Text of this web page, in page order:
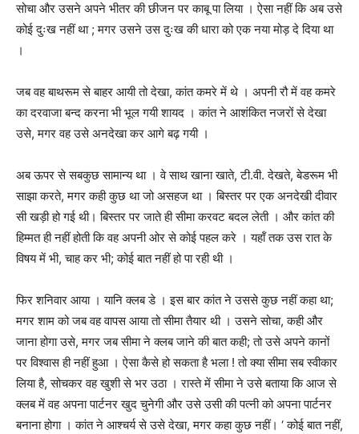
सोचा और उसने अपने भीतर की छीजन पर काबू पा लिया । ऐसा नहीं कि अब उसे
कोई दुःख नहीं था ; मगर उसने उस दुःख की धारा को एक नया मोड़ दे दिया था
।
जब वह बाथरूम से बाहर आयी तो देखा,कांत कमरे में थे । अपनी रौ में वह कमरे
का दरवाजा बन्द करना भी भूल गयी शायद । कांत ने आशंकित नजरों से देखा
उसे,मगर वह उसे अनदेखा कर आगे बढ़ गयी ।
अब ऊपर से सबकुछ सामान्य था । वे साथ खाना खाते,टी.वी. देखते,बेडरूम भी
साझा करते,मगर कही कुछ था जो असहज था । बिस्तर पर एक अनदेखी दीवार
सी खड़ी हो गई थी। बिस्तर पर जाते ही सीमा करवट बदल लेती । और कांत की
हिम्मत ही नहीं होती कि वह अपनी ओर से कोई पहल करे । यहॉं तक उस रात के
विषय में भी,चाह कर भी;कोई बात नहीं हो पा रही थी ।
फिर शनिवार आया । यानि क्लब डे । इस बार कांत ने उससे कुछ नहीं कहा था;
मगर शाम को जब वह वापस आया तो सीमा तैयार थी । उसने सोचा,कही और
जाना होगा उसे,मगर जब सीमा ने क्लब जाने की बात कही;तो उसे अपने कानों
पर विश्वास ही नहीं हुआ । ऐसा कैसे हो सकता है भला !तो क्या सीमा सब स्वीकार
लिया है,सोचकर वह खुशी से भर उठा । रास्ते में सीमा ने उसे बताया कि आज से
क्लब में वह अपना पार्टनर खुद चुनेगी और उसे उसी की पत्नी को अपना पार्टनर
बनाना होगा । कांत ने आश्चर्य से उसे देखा,मगर कहा कुछ नहीं। ‘ कोई बात नहीं,